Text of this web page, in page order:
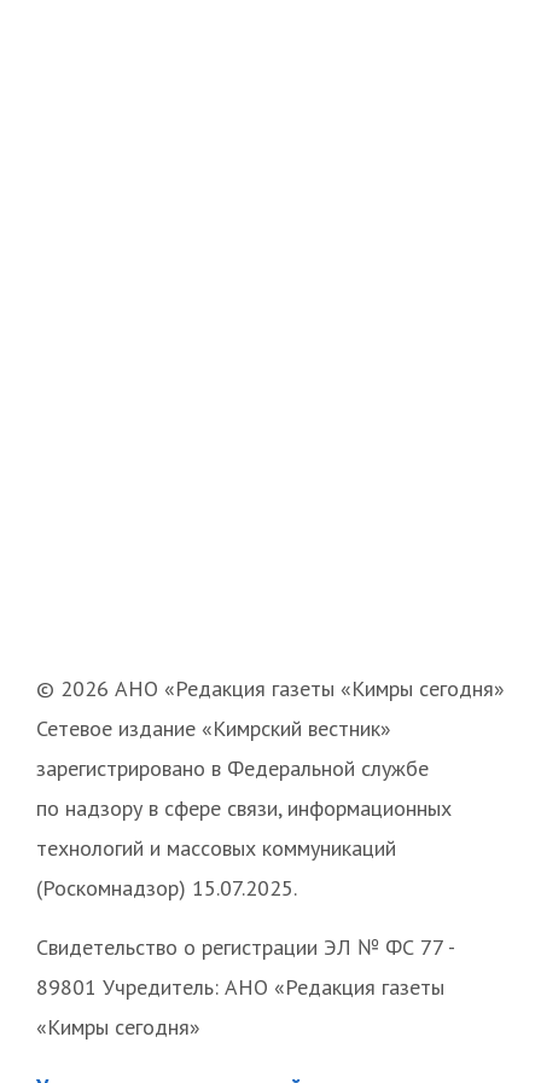
© 2026 АНО «Редакция газеты «Кимры сегодня»
Сетевое издание «Кимрский вестник»
зарегистрировано в Федеральной службе
по надзору в сфере связи, информационных
технологий и массовых коммуникаций
(Роскомнадзор) 15.07.2025.
Свидетельство о регистрации ЭЛ № ФС 77 -
89801 Учредитель: АНО «Редакция газеты
«Кимры сегодня»